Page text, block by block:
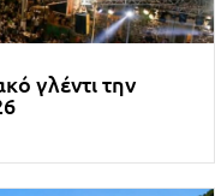
γλέντι την